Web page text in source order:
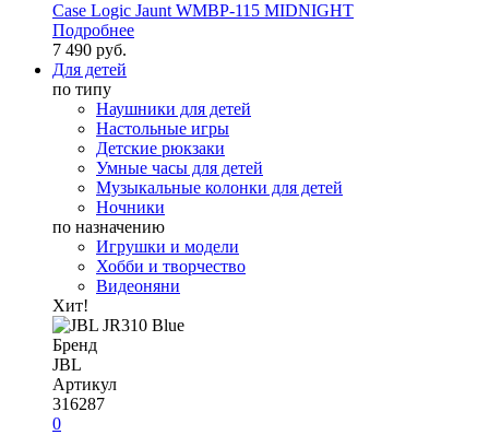
Case Logic Jaunt WMBP-115 MIDNIGHT
Подробнее
7 490 руб.
Для детей
по типу
Наушники для детей
Настольные игры
Детские рюкзаки
Умные часы для детей
Музыкальные колонки для детей
Ночники
по назначению
Игрушки и модели
Хобби и творчество
Видеоняни
Хит!
Бренд
JBL
Артикул
316287
0